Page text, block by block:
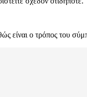
είναι ο τρόπος του